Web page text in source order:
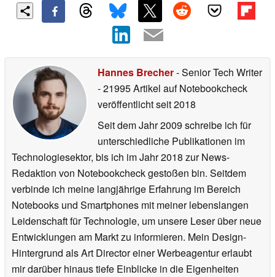
Hannes Brecher- Senior Tech Writer
- 21995 Artikel auf Notebookcheck
veröffentlichtseit 2018
Seit dem Jahr 2009 schreibe ich für
unterschiedliche Publikationen im
Technologiesektor, bis ich im Jahr 2018 zur News-
Redaktion von Notebookcheck gestoßen bin. Seitdem
verbinde ich meine langjährige Erfahrung im Bereich
Notebooks und Smartphones mit meiner lebenslangen
Leidenschaft für Technologie, um unsere Leser über neue
Entwicklungen am Markt zu informieren. Mein Design-
Hintergrund als Art Director einer Werbeagentur erlaubt
mir darüber hinaus tiefe Einblicke in die Eigenheiten